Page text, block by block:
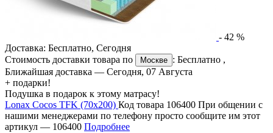
- 42 %
Доставка: Бесплатно, Сегодня
Стоимость доставки товара по
Москве : Бесплатно ,
Ближайшая доставка — Сегодня, 07 Августа
+ подарки!
Подушка в подарок к этому матрасу!
Lonax Cocos TFK (70х200) Код товара 106400 При общении с
нашими менеджерами по телефону просто сообщите им этот
артикул — 106400 Подробнее